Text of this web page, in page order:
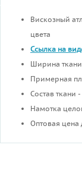
Вискозный
цвета
Ссылка на
Ширина ткани
Примерная
Состав ткани
Намотка
Оптовая цена